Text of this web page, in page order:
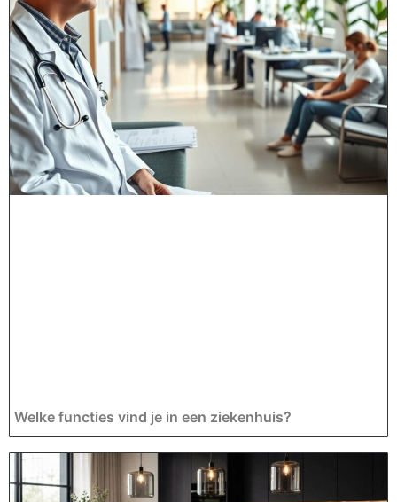
Welke functies vind je in een ziekenhuis?